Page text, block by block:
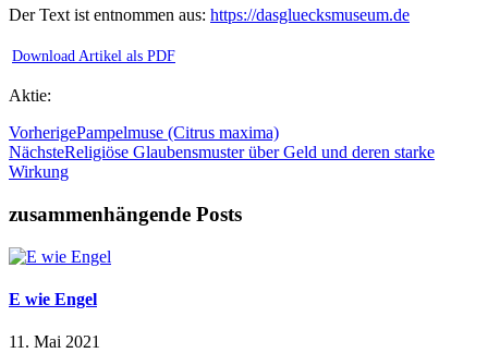
Der Text ist entnommen aus: https://dasgluecksmuseum.de
Download Artikel als PDF
Aktie:
VorherigePampelmuse (Citrus maxima)
NächsteReligiöse Glaubensmuster über Geld und deren starke
Wirkung
zusammenhängende Posts
E wie Engel
11. Mai 2021